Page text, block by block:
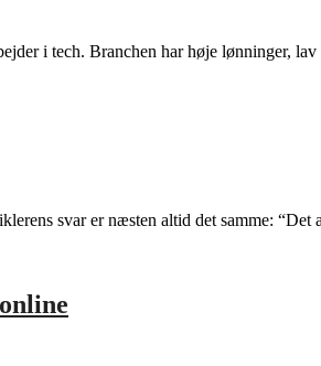
i tech. Branchen har høje lønninger,
svar er næsten altid det samme: